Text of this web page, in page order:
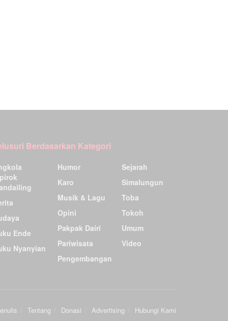
Berdasarkan Kategori
Ende
Nyanyian
Humor
Karo
Musik & Lagu
Opini
Pakpak Dairi
Pariwisata
Pengembangan
Sejarah
Simalungun
Toba
Tokoh
Umum
Video
Tentang Donasi Advertising Hubungi Kami